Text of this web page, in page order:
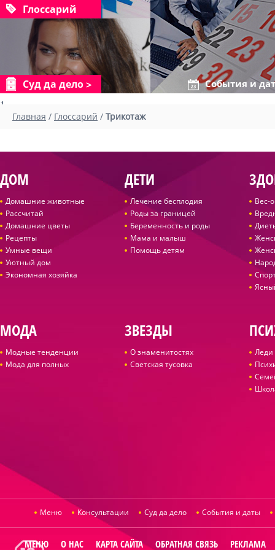
Глоссарий
Суд да дело События и
1
Главная / Глоссарий / Трикотаж
ДОМ
Домашние животные
Рассчитай
Домашние цветы
Рецепты
Умные вещи
Уютный дом
Экономная хозяйка
ДЕТИ
Лечение бесплодия
Роды за границей
Беременность и роды
Мама и малыш
Помощь детям
Вес-
МОДА
Модные тенденции
Мода для полных
ЗВЕЗДЫ
О знаменитостях
Светская тусовка
Леди
Меню Консультации Суд да дело События и даты
МЕНЮ О НАС КАРТА САЙТА ОБРАТНАЯ СВЯЗЬ РЕКЛАМА